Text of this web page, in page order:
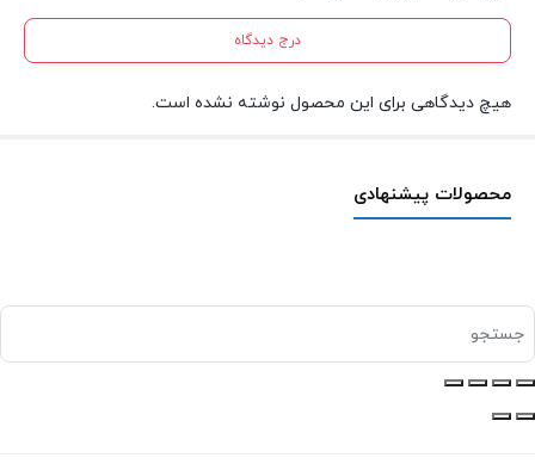
درج دیدگاه
هیچ دیدگاهی برای این محصول نوشته نشده است.
محصولات پیشنهادی